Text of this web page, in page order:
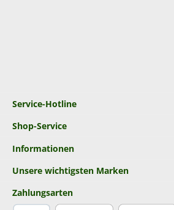
Service-Hotline
Shop-Service
Informationen
Unsere wichtigsten Marken
Zahlungsarten